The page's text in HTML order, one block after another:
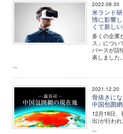
2022.08.30
米ランド
情に影響
くて新し
多くの企業
ス」につい
バースが誤
表しました。
...
2021.12.20
骨抜きに
中国包囲
12月19日
出)が行われ
...